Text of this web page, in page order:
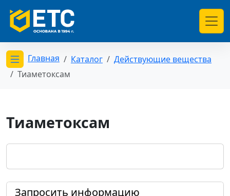
Открыть меню категорий
Главная Каталог
Действующие вещества
Тиаметоксам
Тиаметоксам
Запросить информацию